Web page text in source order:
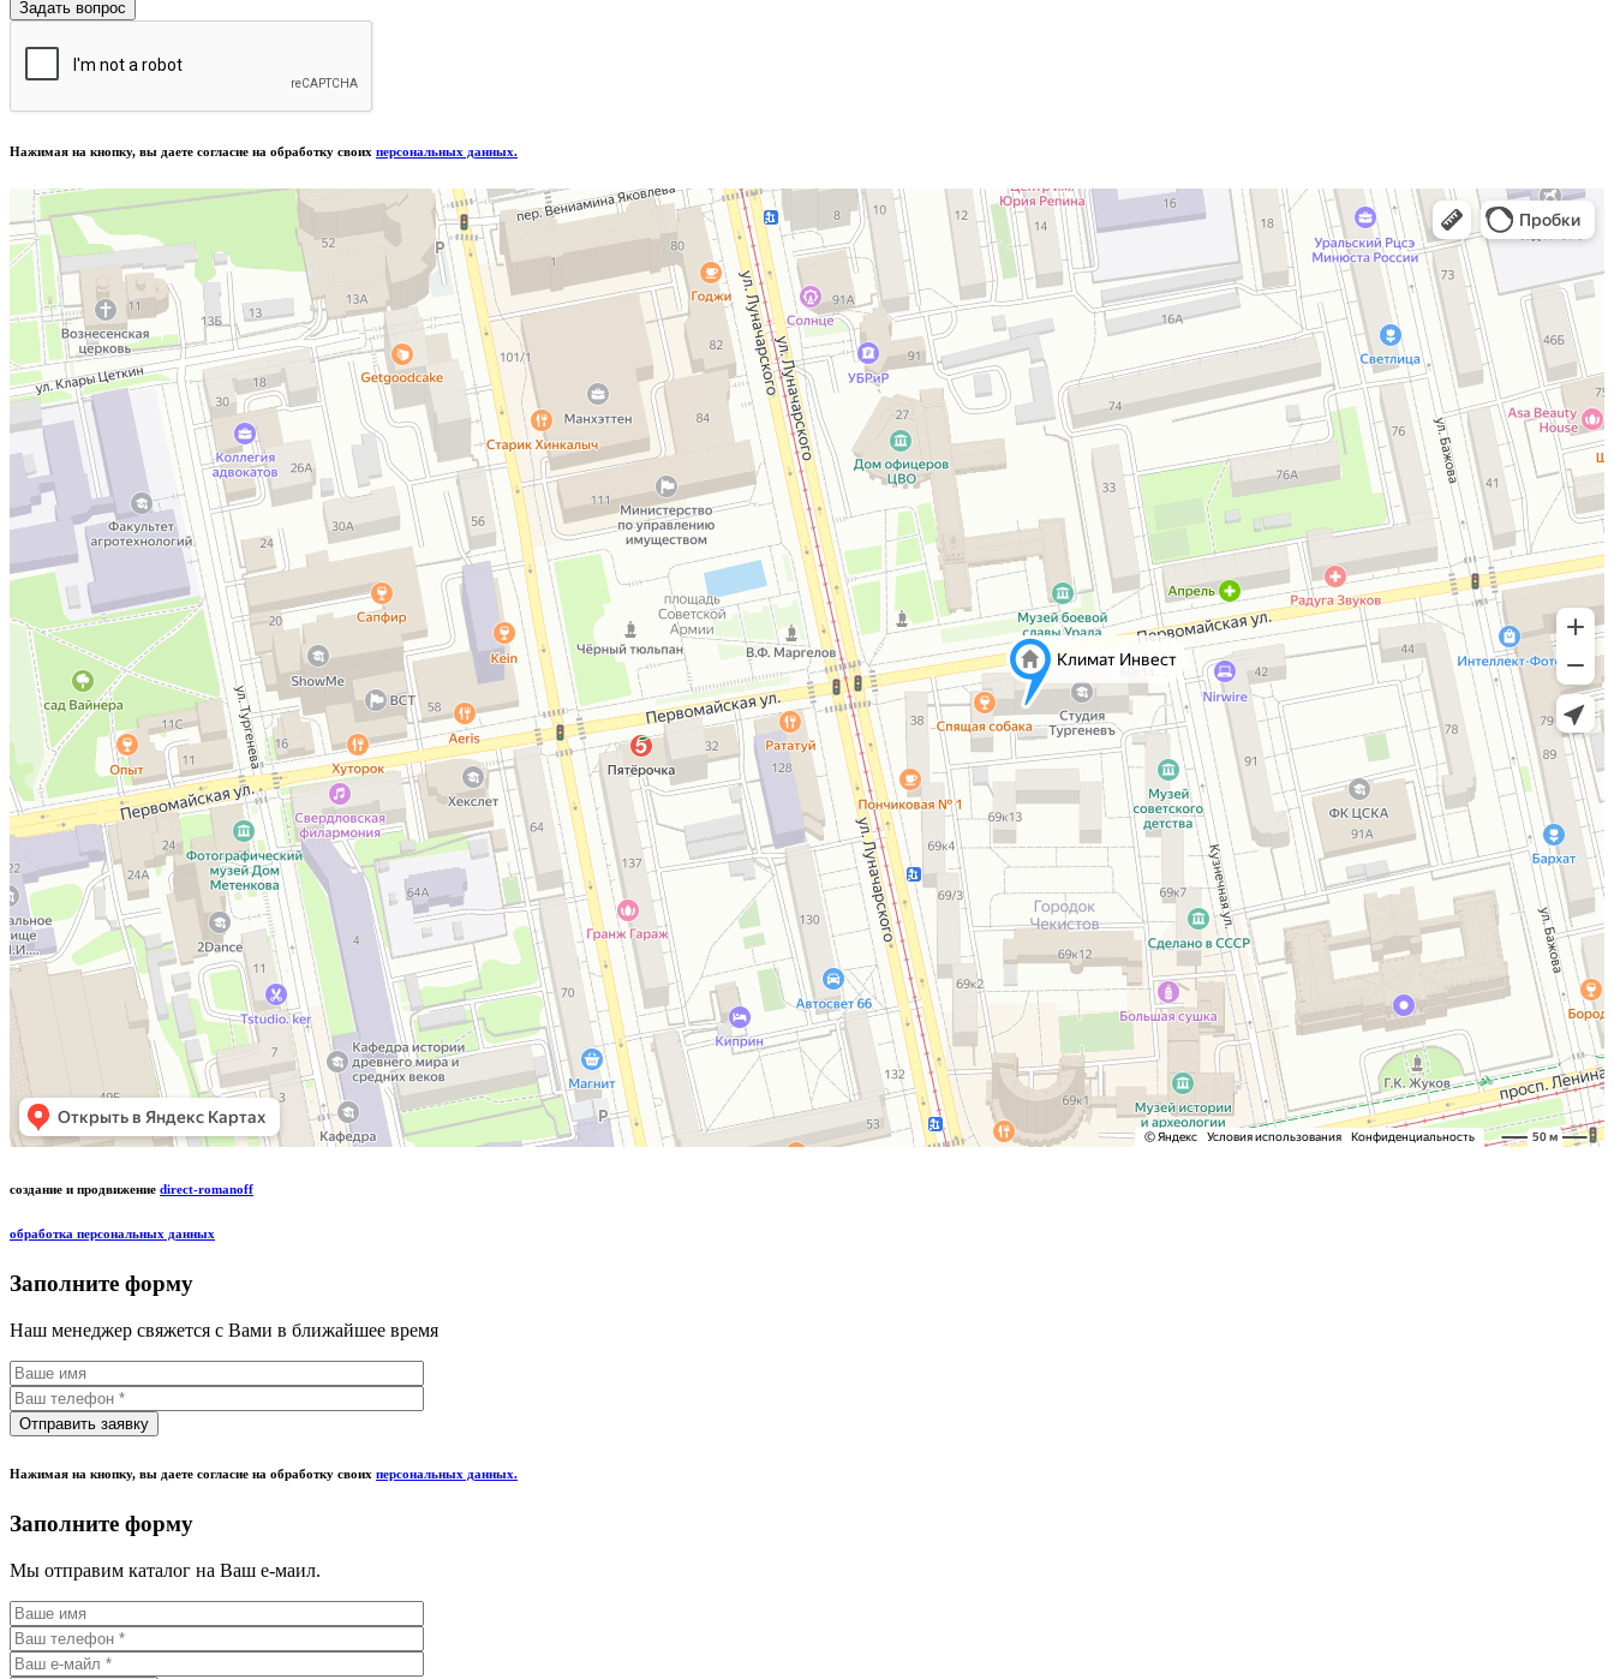
Нажимая на кнопку, вы даете согласие на обработку своих персональных данных.
создание и продвижение direct-romanoff
обработка персональных данных
Заполните форму
Наш менеджер свяжется с Вами в ближайшее время
Нажимая на кнопку, вы даете согласие на обработку своих персональных данных.
Заполните форму
Мы отправим каталог на Ваш е-маил.